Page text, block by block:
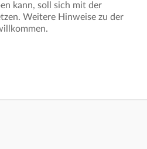
kann, soll sich mit der
Weitere Hinweise zu der